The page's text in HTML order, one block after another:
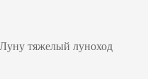
тяжелый луноход